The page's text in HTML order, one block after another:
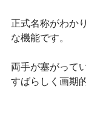
正式名称がわか
な機能です。
両手が塞がって
すばらしく画期